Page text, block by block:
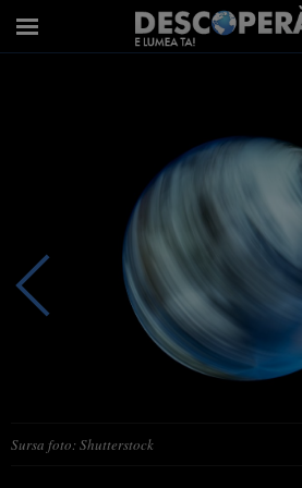
Sursa foto: Shutterstock